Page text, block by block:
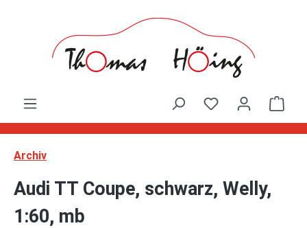
Archiv
Audi TT Coupe, schwarz, Welly,
1:60, mb